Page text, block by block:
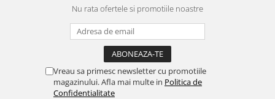
Nu rata ofertele si promotiile noastre
Vreau sa primesc newsletter cu promotiile
magazinului. Afla mai multe in Politica de
Confidentialitate